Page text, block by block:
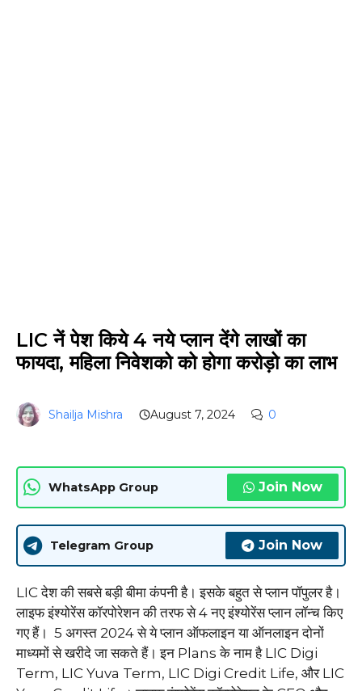
LIC नें पेश किये 4 नये प्लान देंगे लाखों का
फायदा, महिला निवेशको को होगा करोड़ो का लाभ
Shailja Mishra August 7, 2024 0
WhatsApp Group Join Now
Telegram Group Join Now
LIC देश की सबसे बड़ी बीमा कंपनी है। इसके बहुत से प्लान पॉपुलर है।
लाइफ इंश्योरेंस कॉरपोरेशन की तरफ से 4 नए इंश्योरेंस प्लान लॉन्च किए
गए हैं। 5 अगस्त 2024 से ये प्लान ऑफलाइन या ऑनलाइन दोनों
माध्यमों से खरीदे जा सकते हैं। इन Plans के नाम है LIC Digi
Term, LIC Yuva Term, LIC Digi Credit Life, और LIC